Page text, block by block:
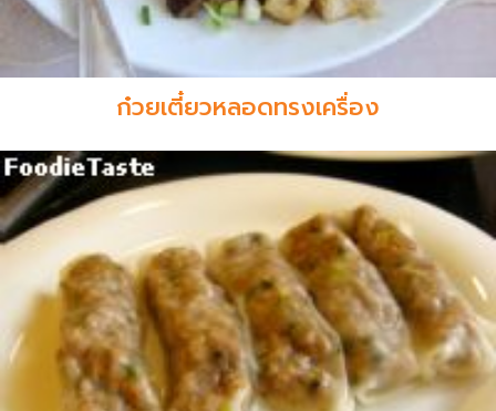
ก๋วยเตี๋ยวหลอดทรงเครื่อง